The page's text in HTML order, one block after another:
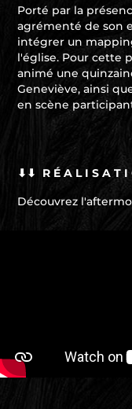
Porté par la
agrémenté de son
intégrer un
l'église. Pour cette
animé une
Geneviève, ainsi
en scène
⬇⬇ R É A L I S A T I
Découvrez